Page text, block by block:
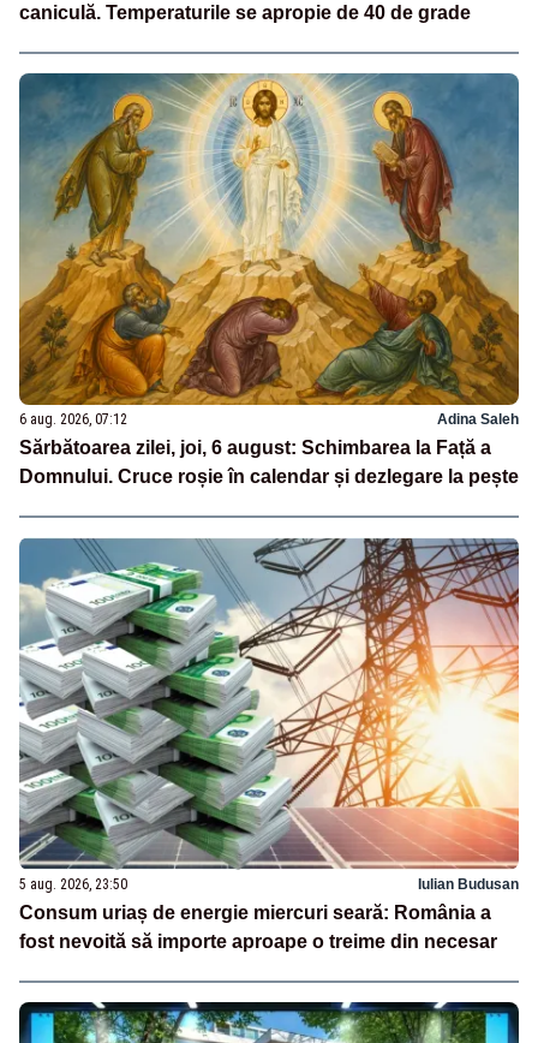
caniculă. Temperaturile se apropie de 40 de grade
6 aug. 2026, 07:12 Adina Saleh
Sărbătoarea zilei, joi, 6 august: Schimbarea la Față a
Domnului. Cruce roșie în calendar și dezlegare la pește
5 aug. 2026, 23:50 Iulian Budusan
Consum uriaș de energie miercuri seară: România a
fost nevoită să importe aproape o treime din necesar